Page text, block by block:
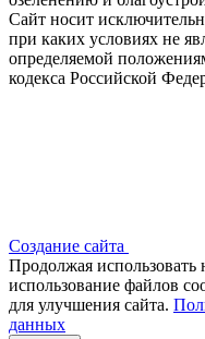
Сайт носит
при каких условиях не
определяемой
кодекса Российской
Создание сайта
Продолжая использовать
использование файлов
для улучшения сайта.
данных